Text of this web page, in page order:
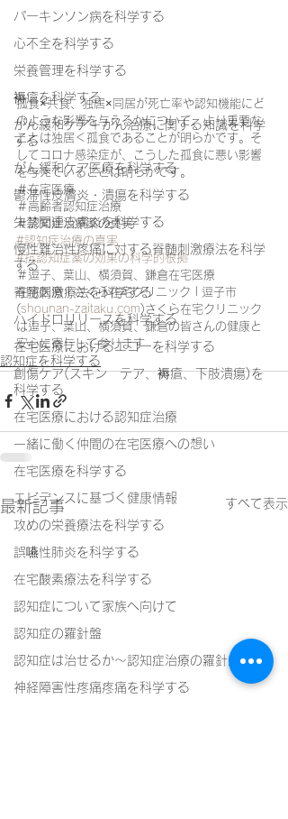
パーキンソン病を科学する
心不全を科学する
栄養管理を科学する
褥瘡を科学する
がん緩和ケア＋がん治療に関する知識を科学
する
がん緩和ケア医療を科学する
鬱滞性皮膚炎・潰瘍を科学する
失禁関連皮膚炎を科学する
慢性難治性疼痛に対する脊髄刺激療法を科学
する
脊髄刺激療法を科学する
ハイドロリリースを科学する
在宅医療におけるエコーを科学する
創傷ケア(スキン テア、褥瘡、下肢潰瘍)を
科学する
在宅医療における認知症治療
一緒に働く仲間の在宅医療への想い
在宅医療を科学する
エビデンスに基づく健康情報
攻めの栄養療法を科学する
誤嚥性肺炎を科学する
在宅酸素療法を科学する
認知症について家族へ向けて
認知症の羅針盤
認知症は治せるか～認知症治療の羅針盤
神経障害性疼痛疼痛を科学する
孤食×共食、独居×同居が死亡率や認知機能にど
のような影響を与えるかについて、より重要な
ことは独居＜孤食であることが明らかです。そ
してコロナ感染症が、こうした孤食に悪い影響
を与えていることは明らかです。
＃在宅医療
＃高齢者認知症治療
＃認知症治療薬の真実
#認知症治療の真実
#抗認知症薬の効果の科学的根拠
＃逗子、葉山、横須賀、鎌倉在宅医療
在宅医療 | さくら在宅クリニック | 逗子市
(shounan-zaitaku.com)さくら在宅クリニック
は逗子、葉山、横須賀、鎌倉の皆さんの健康と
安心に寄与して参ります
認知症を科学する
最新記事 すべて表示